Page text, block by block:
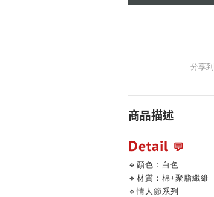
分享到
商品描述
Detail 💬
🔹顏色：白色
🔹材質：棉+聚脂纖維
🔹情人節系列